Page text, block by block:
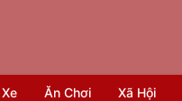
Xe Ăn Chơi Xã Hội